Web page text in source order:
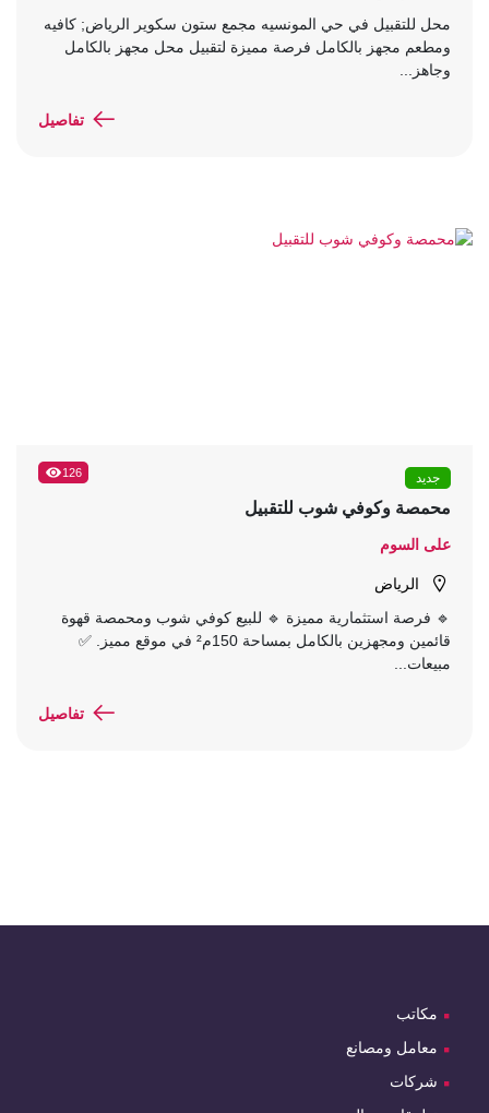
محل للتقبيل في حي المونسيه مجمع ستون سكوير الرياض; كافيه
ومطعم مجهز بالكامل فرصة مميزة لتقبيل محل مجهز بالكامل
وجاهز...
تفاصيل
126 جديد
محمصة وكوفي شوب للتقبيل
على السوم
الرياض
🔹 فرصة استثمارية مميزة 🔹 للبيع كوفي شوب ومحمصة قهوة
قائمين ومجهزين بالكامل بمساحة 150م² في موقع مميز. ✅
مبيعات...
تفاصيل
مكاتب
معامل ومصانع
شركات